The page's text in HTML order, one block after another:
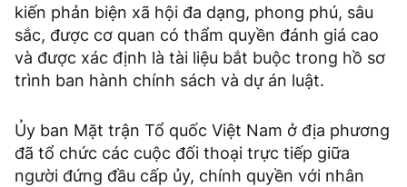
kiến phản biện xã hội đa dạng, phong phú, sâu
sắc, được cơ quan có thẩm quyền đánh giá cao
và được xác định là tài liệu bắt buộc trong hồ sơ
trình ban hành chính sách và dự án luật.
Ủy ban Mặt trận Tổ quốc Việt Nam ở địa phương
đã tổ chức các cuộc đối thoại trực tiếp giữa
người đứng đầu cấp ủy, chính quyền với nhân